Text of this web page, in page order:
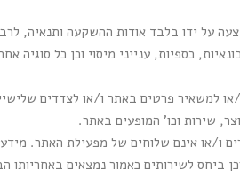
על ידו בלבד אודות ההשקעה ותנאיה,
כספיות, ענייני מיסוי וכן כל סוגיה
למשאיר פרטים באתר ו/או לצדדים
שירות וכו' המופעים באתר.
ו/או אינם שלוחים של מפעילת האתר.
ביחס לשירותים כאמור נמצאים באחריותו